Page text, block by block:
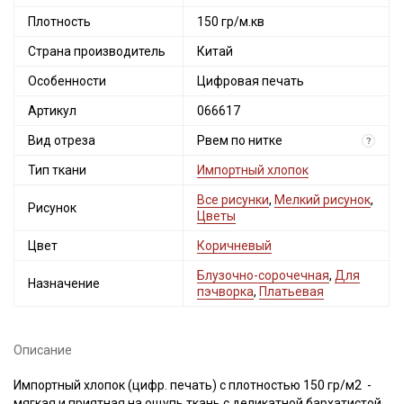
Плотность 150 гр/м.кв
Страна производитель Китай
Особенности Цифровая печать
Артикул 066617
Вид отреза Рвем по нитке ?
Тип ткани Импортный хлопок
Рисунок
Все рисунки, Мелкий рисунок,
Цветы
Цвет Коричневый
Назначение
Блузочно-сорочечная, Для
пэчворка, Платьевая
Описание
Импортный хлопок (цифр. печать) с плотностью 150 гр/м2 -